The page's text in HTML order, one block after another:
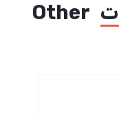
Other